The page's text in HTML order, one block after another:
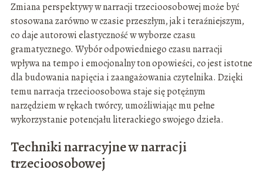
Zmiana perspektywy w narracji trzecioosobowej może być
stosowana zarówno w czasie przeszłym, jak i teraźniejszym,
co daje autorowi elastyczność w wyborze czasu
gramatycznego. Wybór odpowiedniego czasu narracji
wpływa na tempo i emocjonalny ton opowieści, co jest istotne
dla budowania napięcia i zaangażowania czytelnika. Dzięki
temu narracja trzecioosobowa staje się potężnym
narzędziem w rękach twórcy, umożliwiając mu pełne
wykorzystanie potencjału literackiego swojego dzieła.
Techniki narracyjne w narracji
trzecioosobowej